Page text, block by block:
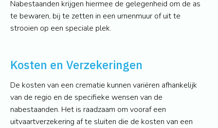
Nabestaanden krijgen hiermee de gelegenheid om de as
te bewaren, bij te zetten in een urnenmuur of uit te
strooien op een speciale plek.
Kosten en Verzekeringen
De kosten van een crematie kunnen variëren afhankelijk
van de regio en de specifieke wensen van de
nabestaanden. Het is raadzaam om vooraf een
uitvaartverzekering af te sluiten die de kosten van een